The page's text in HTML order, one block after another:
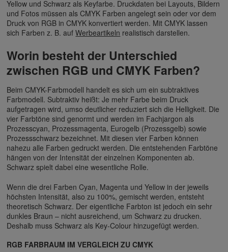
Yellow und Schwarz als Keyfarbe. Druckdaten bei Layouts, Bildern
und Fotos müssen als CMYK Farben angelegt sein oder vor dem
Druck von RGB in CMYK konvertiert werden. Mit CMYK lassen
sich Farben z. B. aufWerbeartikeln realistisch darstellen.
Worin besteht der Unterschied
zwischen RGB und CMYK Farben?
Beim CMYK-Farbmodell handelt es sich um ein subtraktives
Farbmodell. Subtraktiv heißt: Je mehr Farbe beim Druck
aufgetragen wird, umso deutlicher reduziert sich die Helligkeit. Die
vier Farbtöne sind genormt und werden im Fachjargon als
Prozesscyan, Prozessmagenta, Eurogelb (Prozessgelb) sowie
Prozessschwarz bezeichnet. Mit diesen vier Farben können
nahezu alle Farben gedruckt werden. Die entstehenden Farbtöne
hängen von der Intensität der einzelnen Komponenten ab.
Schwarz spielt dabei eine wesentliche Rolle.
Wenn die drei Farben Cyan, Magenta und Yellow in der jeweils
höchsten Intensität, also zu 100%, gemischt werden, entsteht
theoretisch Schwarz. Der eigentliche Farbton ist jedoch ein sehr
dunkles Braun – nicht ausreichend, um Schwarz zu drucken.
Deshalb muss Schwarz als Key-Colour hinzugefügt werden.
RGB FARBRAUM IM VERGLEICH ZU CMYK